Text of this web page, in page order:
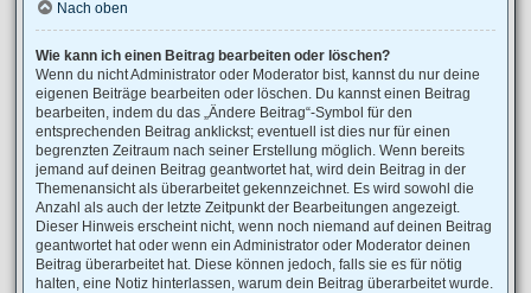
Nach oben
Wie kann ich einen Beitrag bearbeiten oder löschen?
Wenn du nicht Administrator oder Moderator bist, kannst du nur deine
eigenen Beiträge bearbeiten oder löschen. Du kannst einen Beitrag
bearbeiten, indem du das „Ändere Beitrag“-Symbol für den
entsprechenden Beitrag anklickst; eventuell ist dies nur für einen
begrenzten Zeitraum nach seiner Erstellung möglich. Wenn bereits
jemand auf deinen Beitrag geantwortet hat, wird dein Beitrag in der
Themenansicht als überarbeitet gekennzeichnet. Es wird sowohl die
Anzahl als auch der letzte Zeitpunkt der Bearbeitungen angezeigt.
Dieser Hinweis erscheint nicht, wenn noch niemand auf deinen Beitrag
geantwortet hat oder wenn ein Administrator oder Moderator deinen
Beitrag überarbeitet hat. Diese können jedoch, falls sie es für nötig
halten, eine Notiz hinterlassen, warum dein Beitrag überarbeitet wurde.